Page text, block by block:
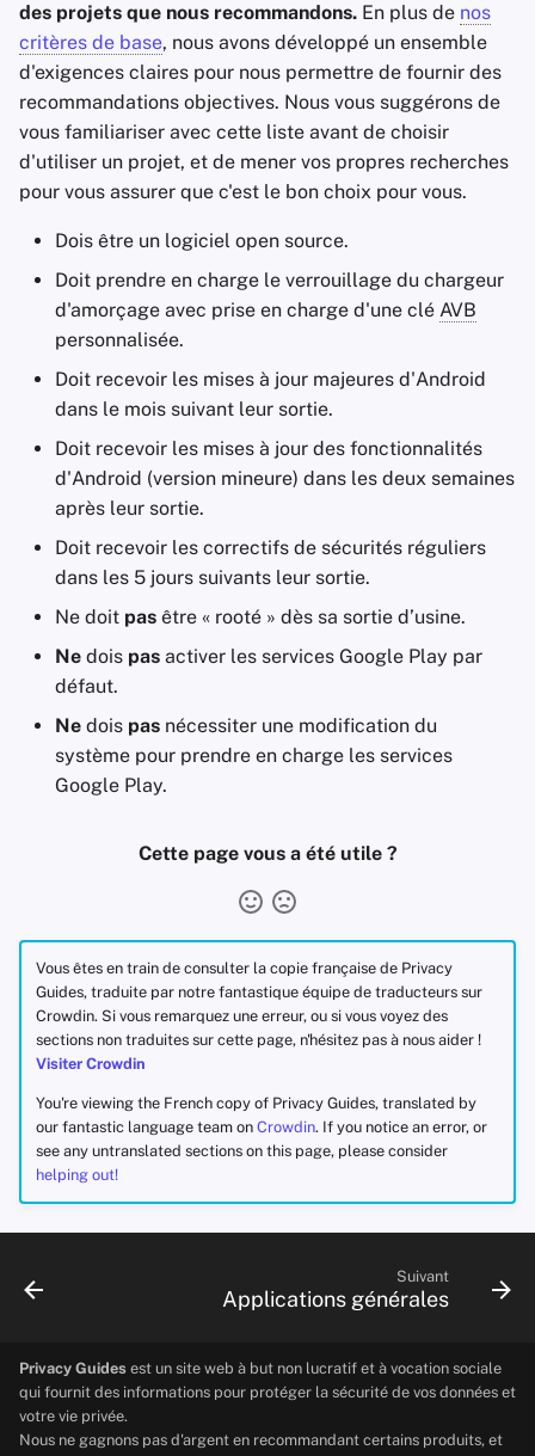
des projets que nous recommandons. En plus de nos
critères de base, nous avons développé un ensemble
d'exigences claires pour nous permettre de fournir des
recommandations objectives. Nous vous suggérons de
vous familiariser avec cette liste avant de choisir
d'utiliser un projet, et de mener vos propres recherches
pour vous assurer que c'est le bon choix pour vous.
Dois être un logiciel open source.
Doit prendre en charge le verrouillage du chargeur
d'amorçage avec prise en charge d'une clé AVB
personnalisée.
Doit recevoir les mises à jour majeures d'Android
dans le mois suivant leur sortie.
Doit recevoir les mises à jour des fonctionnalités
d'Android (version mineure) dans les deux semaines
après leur sortie.
Doit recevoir les correctifs de sécurités réguliers
dans les 5 jours suivants leur sortie.
Ne doit pas être « rooté » dès sa sortie d’usine.
Ne dois pas activer les services Google Play par
défaut.
Ne dois pas nécessiter une modification du
système pour prendre en charge les services
Google Play.
Cette page vous a été utile ?
Vous êtes en train de consulter la copie française de Privacy
Guides, traduite par notre fantastique équipe de traducteurs sur
Crowdin. Si vous remarquez une erreur, ou si vous voyez des
sections non traduites sur cette page, n'hésitez pas à nous aider !
Visiter Crowdin
You're viewing the French copy of Privacy Guides, translated by
our fantastic language team on Crowdin. If you notice an error, or
see any untranslated sections on this page, please consider
helping out!
Suivant
Applications générales
Privacy Guides est un site web à but non lucratif et à vocation sociale
qui fournit des informations pour protéger la sécurité de vos données et
votre vie privée.
Nous ne gagnons pas d'argent en recommandant certains produits, et